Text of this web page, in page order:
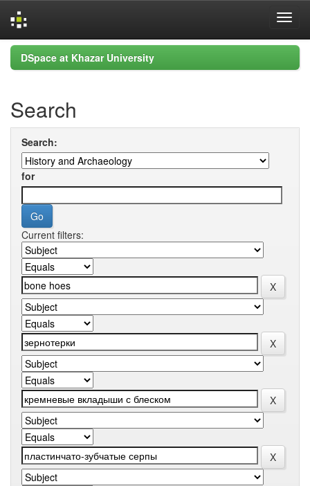
Skip
navigation
DSpace at Khazar University
Search
Search:
for
Current filters: